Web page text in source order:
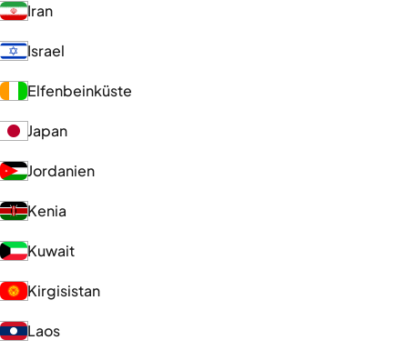
Iran
Israel
Elfenbeinküste
Japan
Jordanien
Kenia
Kuwait
Kirgisistan
Laos